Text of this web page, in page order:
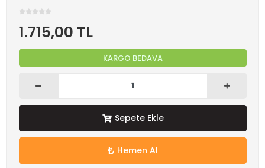
1.715,00 TL
KARGO BEDAVA
Sepete Ekle
Hemen Al